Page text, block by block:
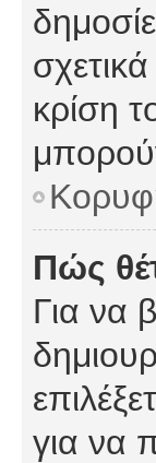
κρίση
Πώς
Για να
για να